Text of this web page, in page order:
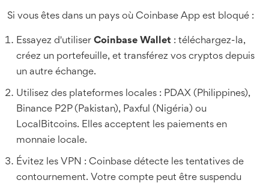
Si vous êtes dans un pays où Coinbase App est bloqué :
Essayez d'utiliser Coinbase Wallet : téléchargez-la,
créez un portefeuille, et transférez vos cryptos depuis
un autre échange.
Utilisez des plateformes locales : PDAX (Philippines),
Binance P2P (Pakistan), Paxful (Nigéria) ou
LocalBitcoins. Elles acceptent les paiements en
monnaie locale.
Évitez les VPN : Coinbase détecte les tentatives de
contournement. Votre compte peut être suspendu